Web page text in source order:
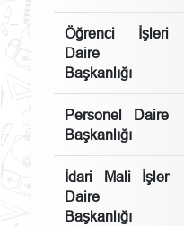
Öğrenci İşleri
Daire
Başkanlığı
Personel Daire
Başkanlığı
İdari Mali İşler
Daire
Başkanlığı